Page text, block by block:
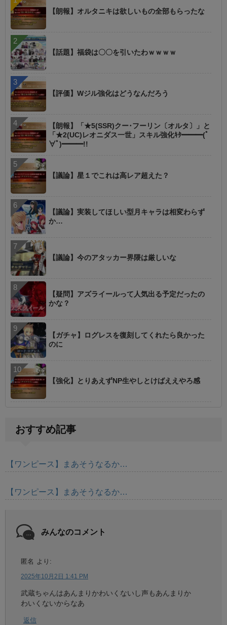
【朗報】オルタニキは欲しいもの全部もらったな
【話題】福袋は〇〇を引いたわｗｗｗｗ
【評価】Wジル強化はどうなんだろう
【朗報】「★5(SSR)クー･フーリン〔オルタ〕」と
「★2(UC)レオニダス一世」スキル強化ｷﾀ━━━(ﾟ
∀ﾟ)━━━!!
【議論】星１でこれは高レア超えた？
【議論】実装してほしい型月キャラは相変わらず
か…
【議論】今のアタッカー界隈は厳しいな
【疑問】アズライールって人気出る予定だったの
かな？
【ガチャ】ログレスを復刻してくれたら良かった
のに
【強化】とりあえずNP生やしとけばええやろ感
おすすめ記事
【ワンピース】まあそうなるか…
【ワンピース】まあそうなるか…
みんなのコメント
匿名 より:
2025年10月2日 1:41 PM
武蔵ちゃんはあんまりかわいくないし声もあんまりか
わいくないからなあ
返信